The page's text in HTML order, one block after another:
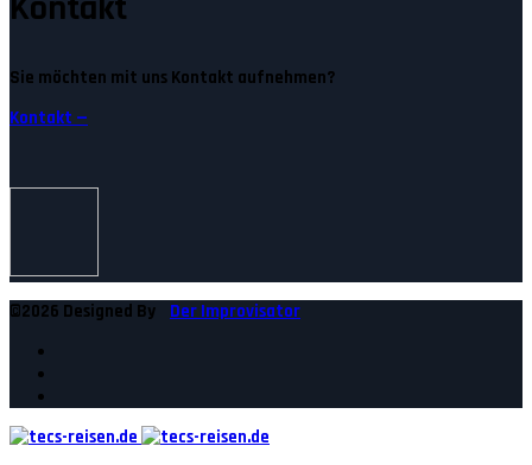
Sie möchten mit uns Kontakt aufnehmen?
Kontakt —
©2026 Designed By Der Improvisator